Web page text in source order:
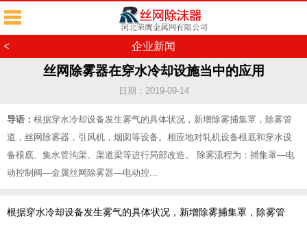
< 企业新闻
丝网除雾器在穿水冷却设施当中的应用
日期：2019-09-14
导语： 根据穿水冷却设备发生雾气的具体状况，新增除雾捕集罩，除雾管
道，丝网除雾器，引风机，烟囱等设备。相应地对轧机设备根底和穿水设
备根底、集水管沟渠、渠道梁等进行局部改造。 除雾流程为：捕集罩—电
动控制阀—金属丝网除雾器—电动控...
根据穿水冷却设备发生雾气的具体状况，新增除雾捕集罩，除雾管